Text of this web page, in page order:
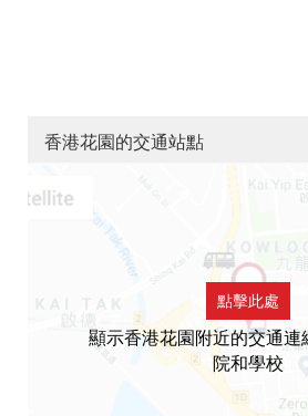
香港花園的交通站點
點擊此處
顯示香港花園附近的交通連
院和學校